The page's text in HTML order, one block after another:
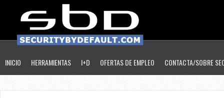
INICIO HERRAMIENTAS I+D OFERTAS DE EMPLEO CONTACTA/SOBRE